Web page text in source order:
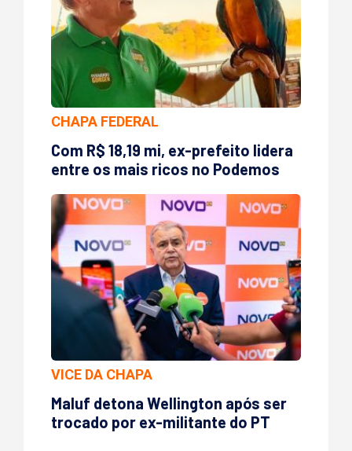
CHAPA FEDERAL
Com R$ 18,19 mi, ex-prefeito lidera
entre os mais ricos no Podemos
VICE DA CHAPA
Maluf detona Wellington após ser
trocado por ex-militante do PT